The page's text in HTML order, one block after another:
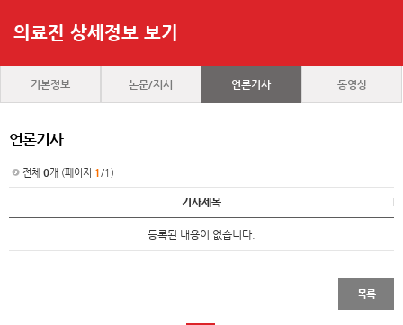
의료진 상세정보 보기
기본정보 논문/저서 언론기사 동영상
언론기사
전체 0개 (페이지 1/1)
기사제목
등록된 내용이 없습니다.
목록